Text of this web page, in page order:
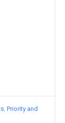
Priority and